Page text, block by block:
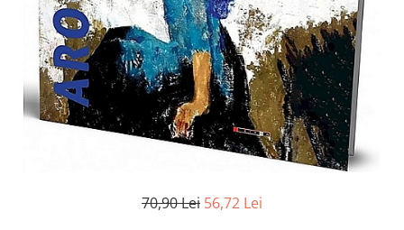
Istorie
Istorie/Critica
Jurnale/Memorii
Manuale scolare/Cursuri
Medicină
70,90 Lei 56,72 Lei